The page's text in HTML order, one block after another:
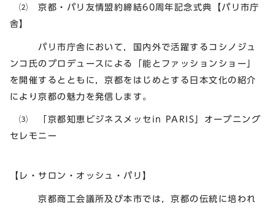
⑵ 京都・パリ友情盟約締結60周年記念式典【パリ市庁
舎】
パリ市庁舎において，国内外で活躍するコシノジュ
ンコ氏のプロデュースによる「能とファッションショー」
を開催するとともに，京都をはじめとする日本文化の紹介
により京都の魅力を発信します。
⑶ 「京都知恵ビジネスメッセin PARIS」オープニング
セレモニー
【レ・サロン・オッシュ・パリ】
京都商工会議所及び本市では，京都の伝統に培われ